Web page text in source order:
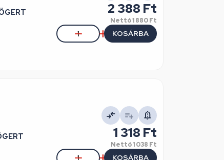
2 388 Ft
Nettó1 880 Ft
KOSÁRBA
1 318 Ft
Nettó1 038 Ft
KOSÁRBA